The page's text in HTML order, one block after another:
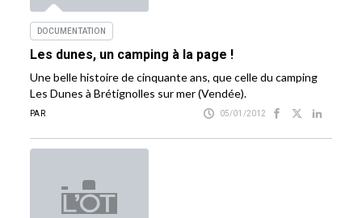
DOCUMENTATION
Les dunes, un camping à la page !
Une belle histoire de cinquante ans, que celle du camping
Les Dunes à Brétignolles sur mer (Vendée).
PAR 05/01/2012